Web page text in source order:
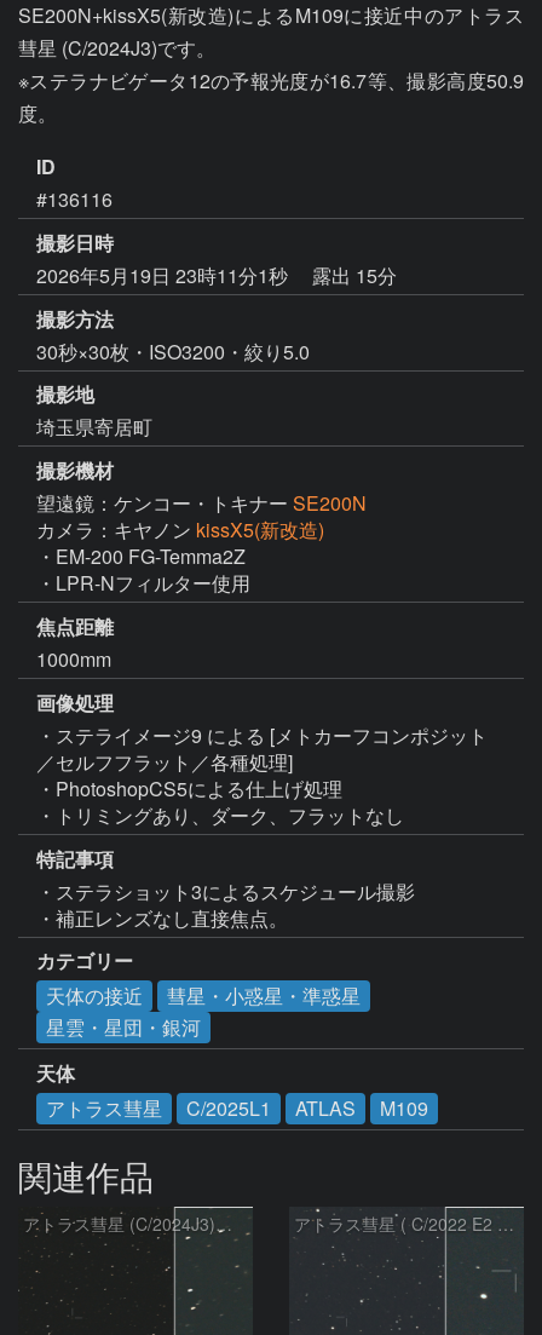
SE200N+kissX5(新改造)によるM109に接近中のアトラス
彗星 (C/2024J3)です。
※ステラナビゲータ12の予報光度が16.7等、撮影高度50.9
度。
ID
#136116
撮影日時
2026年5月19日 23時11分1秒
露出 15分
撮影方法
30秒×30枚・ISO3200・絞り5.0
撮影地
埼玉県寄居町
撮影機材
望遠鏡：ケンコー・トキナー SE200N
カメラ：キヤノン kissX5(新改造)
・EM-200 FG-Temma2Z
・LPR-Nフィルター使用
焦点距離
1000mm
画像処理
・ステライメージ9 による [メトカーフコンポジット
／セルフフラット／各種処理]
・PhotoshopCS5による仕上げ処理
・トリミングあり、ダーク、フラットなし
特記事項
・ステラショット3によるスケジュール撮影
・補正レンズなし直接焦点。
カテゴリー
天体の接近
彗星・小惑星・準惑星
星雲・星団・銀河
天体
アトラス彗星
C/2025L1 ATLAS M109
関連作品
アトラス彗星 (C/2024J3)：2026/08/05 アトラス彗星 ( C/2022 E2 )：2026/07/27